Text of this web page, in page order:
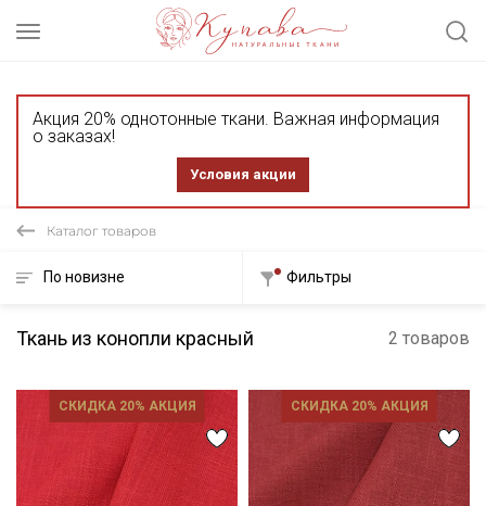
Акция 20% однотонные ткани. Важная информация
о заказах!
Условия акции
Каталог товаров
По новизне Фильтры
Ткань из конопли красный 2 товаров
СКИДКА 20% АКЦИЯ СКИДКА 20% АКЦИЯ